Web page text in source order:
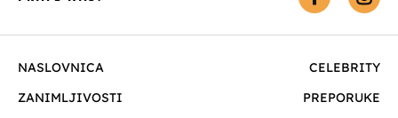
NASLOVNICA
CELEBRITY
ZANIMLJIVOSTI
PREPORUKE